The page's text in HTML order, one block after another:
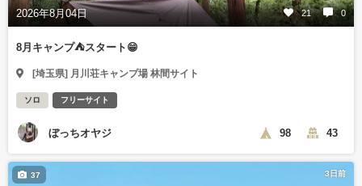
2026年8月04日 21 0
8月キャンプ⛺️スタート😁
[埼玉県] 月川荘キャンプ場 林間サイト
ソロ フリーサイト
ぼっちオヤジ 98 43
3日前
37